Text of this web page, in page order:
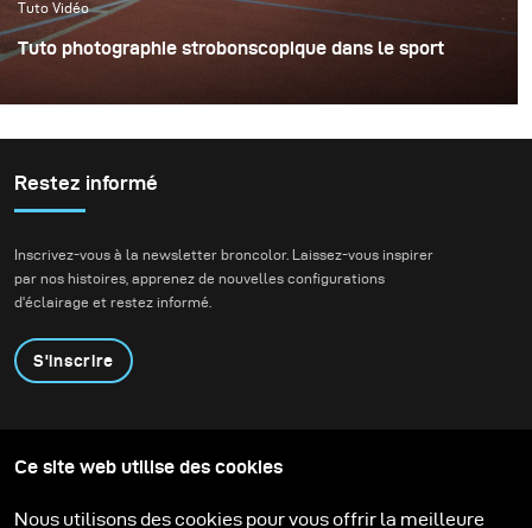
Tuto Vidéo
Tuto photographie strobonscopique dans le sport
Restez informé
Inscrivez-vous à la newsletter broncolor. Laissez-vous inspirer
par nos histoires, apprenez de nouvelles configurations
d'éclairage et restez informé.
S'inscrire
Contactez-nous
Technologies
Support
Carrière
Ce site web utilise des cookies
Nous utilisons des cookies pour vous offrir la meilleure